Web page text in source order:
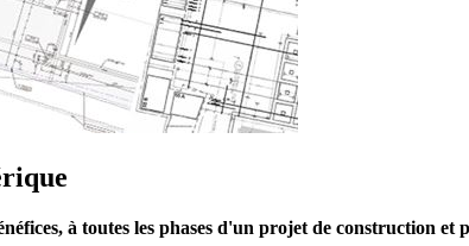
à toutes les phases d'un projet de construction et